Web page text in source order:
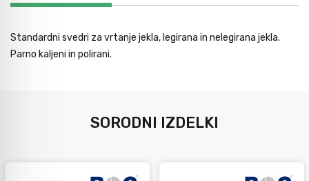
Standardni svedri za vrtanje jekla, legirana in nelegirana jekla.
Parno kaljeni in polirani.
SORODNI IZDELKI
Krivilci cevi